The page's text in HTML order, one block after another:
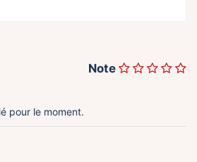
Note
pour le moment.